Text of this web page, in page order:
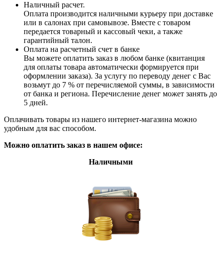
Наличный расчет.
Оплата производится наличными курьеру при доставке
или в салонах при самовывозе. Вместе с товаром
передается товарный и кассовый чеки, а также
гарантийный талон.
Оплата на расчетный счет в банке
Вы можете оплатить заказ в любом банке (квитанция
для оплаты товара автоматически формируется при
оформлении заказа). За услугу по переводу денег с Вас
возьмут до 7 % от перечисляемой суммы, в зависимости
от банка и региона. Перечисление денег может занять до
5 дней.
Оплачивать товары из нашего интернет-магазина можно
удобным для вас способом.
Можно оплатить заказ в нашем офисе:
Наличными